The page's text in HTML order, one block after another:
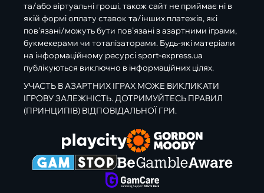
та/або віртуальні гроші, також сайт не приймає ні в
якій формі оплату ставок та/інших платежів, які
пов’язані/можуть бути пов’язані з азартними іграми,
букмекерами чи тоталізаторами. Будь-які матеріали
на інформаційному ресурсі sport-express.ua
публікуються виключно в інформаційних цілях.
УЧАСТЬ В АЗАРТНИХ ІГРАХ МОЖЕ ВИКЛИКАТИ
ІГРОВУ ЗАЛЕЖНІСТЬ. ДОТРИМУЙТЕСЬ ПРАВИЛ
(ПРИНЦИПІВ) ВІДПОВІДАЛЬНОЇ ГРИ.